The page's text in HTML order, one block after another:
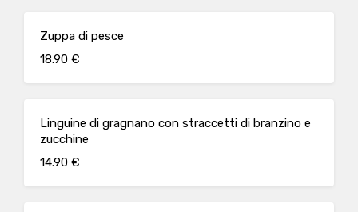
Zuppa di pesce
18.90 €
Linguine di gragnano con straccetti di branzino e
zucchine
14.90 €